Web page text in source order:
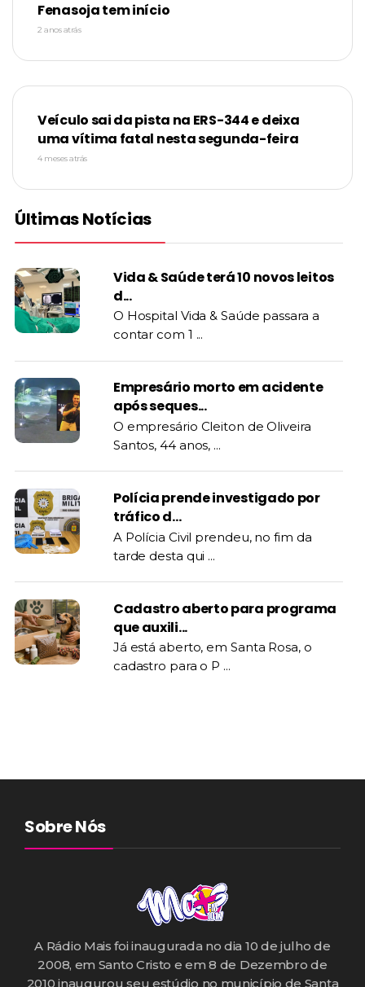
Fenasoja tem início
2 anos atrás
Veículo sai da pista na ERS-344 e deixa
uma vítima fatal nesta segunda-feira
4 meses atrás
Últimas Notícias
Vida & Saúde terá 10 novos leitos
d...
O Hospital Vida & Saúde passara a
contar com 1 ...
Empresário morto em acidente
após seques...
O empresário Cleiton de Oliveira
Santos, 44 anos, ...
Polícia prende investigado por
tráfico d...
A Polícia Civil prendeu, no fim da
tarde desta qui ...
Cadastro aberto para programa
que auxili...
Já está aberto, em Santa Rosa, o
cadastro para o P ...
Sobre Nós
A Rádio Mais foi inaugurada no dia 10 de julho de
2008, em Santo Cristo e em 8 de Dezembro de
2010 inaugurou seu estúdio no município de Santa